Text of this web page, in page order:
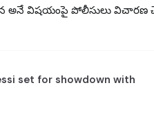
విషయంపై పోలీసులు విచారణ
set for showdown with